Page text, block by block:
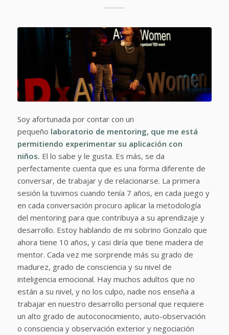
Soy afortunada por contar con un
pequeño laboratorio de mentoring, que me está
permitiendo experimentar su aplicación con
niños. El lo sabe y le gusta. Es más, se da
perfectamente cuenta que es una forma diferente de
conversar, de trabajar y de relacionarse. La primera
sesión la tuvimos cuando tenía 7 años, en cada juego y
en cada conversación procuro aplicar la metodología
del mentoring para que contribuya a su aprendizaje y
desarrollo. Estoy hablando de mi sobrino Gonzalo que
ahora tiene 10 años, y casi diría que tiene madera de
mentor. Cada vez me sorprende más su grado de
madurez, grado de consciencia y su nivel de
inteligencia emocional. Hay muchos adultos que no
están a su nivel, y no los culpo, nadie nos enseña a
trabajar en nuestro desarrollo personal que requiere
un alto grado de autoconocimiento, auto-observación
o consciencia y observación exterior y negociación